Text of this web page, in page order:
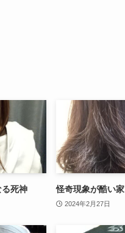
死神 怪奇現象が酷い家
2024年2月27日